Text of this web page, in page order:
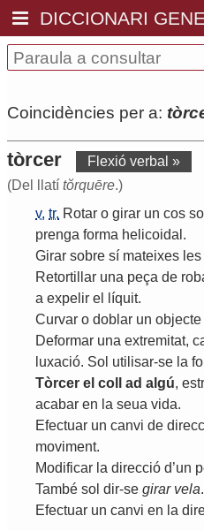
DICCIONARI
Coincidències per a:
tòrcer
Flexió verbal »
(Del llatí tŏrquēre.)
v. tr. Rotar o girar un cos
prenga forma helicoidal .
Girar sobre sí mateixes les
Retortillar una peça de
a expelir el líquit.
Curvar o doblar un objecte
Deformar una extremitat,
luxació. Sol utilisar-se la
Tòrcer el coll ad algú,
acabar en la seua vida.
Efectuar un canvi de
moviment.
Modificar la direcció d’un
També sol dir-se girar vela.
Efectuar un canvi en la